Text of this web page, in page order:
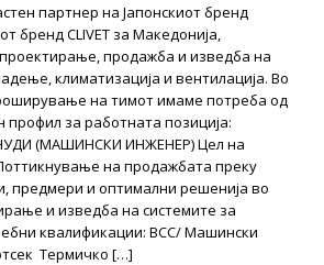
партнер на Јапонскиот бренд
бренд CLIVET за Македонија,
продажба и изведба на
климатизација и вентилација. Во
на тимот имаме потреба од
профил за работната позиција:
(МАШИНСКИ ИНЖЕНЕР) Цел на
на продажбата преку
предмери и оптимални решенија во
и изведба на системите за
квалификации: ВСС/ Машински
Термичко […]